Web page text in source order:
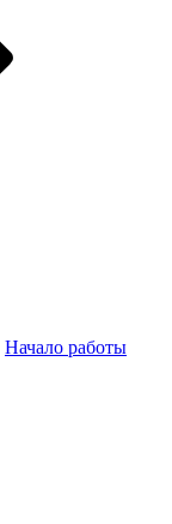
Начало работы